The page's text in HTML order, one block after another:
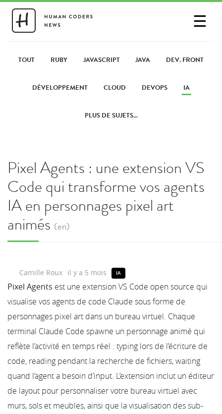
☰
PARTAGER UN LIEN
TOUT RUBY JAVASCRIPT JAVA DEV. FRONT
DÉVELOPPEMENT CLOUD DEVOPS IA
PLUS DE SUJETS...
Pixel Agents : une extension VS
Code qui transforme vos agents
IA en personnages pixel art
animés (en)
Camille Roux il y a 5 mois IA
Pixel Agents est une extension VS Code open source qui
visualise vos agents de code Claude sous forme de
personnages pixel art dans un bureau virtuel. Chaque
terminal Claude Code spawne un personnage animé qui
reflète l’activité en temps réel : typing lors de l’écriture de
code, reading pendant la recherche de fichiers, waiting
quand l’agent a besoin d’input. L’extension inclut un éditeur
de layout pour personnaliser votre bureau virtuel avec
murs, sols et meubles, ainsi que la visualisation des sub-